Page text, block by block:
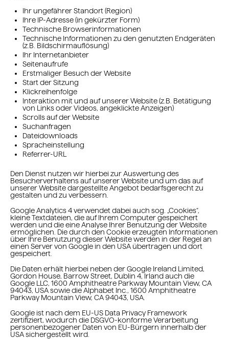
Ihr ungefährer Standort (Region)
Ihre IP-Adresse (in gekürzter Form)
Technische Browserinformationen
Technische Informationen zu den genutzten Endgeräten
(z.B. Bildschirmauflösung)
Ihr Internetanbieter
Seitenaufrufe
Erstmaliger Besuch der Website
Start der Sitzung
Klickreihenfolge
Interaktion mit und auf unserer Website (z.B. Betätigung
von Links oder Videos, angeklickte Anzeigen)
Scrolls auf der Website
Suchanfragen
Dateidownloads
Spracheinstellung
Referrer-URL
Den Dienst nutzen wir hierbei zur Auswertung des
Besucherverhaltens auf unserer Website und um das auf
unserer Website dargestellte Angebot bedarfsgerecht zu
gestalten und zu verbessern.
Google Analytics 4 verwendet dabei auch sog. „Cookies“,
kleine Textdateien, die auf Ihrem Computer gespeichert
werden und die eine Analyse Ihrer Benutzung der Website
ermöglichen. Die durch den Cookie erzeugten Informationen
über Ihre Benutzung dieser Website werden in der Regel an
einen Server von Google in den USA übertragen und dort
gespeichert.
Die Daten erhält hierbei neben der Google Ireland Limited,
Gordon House, Barrow Street, Dublin 4, Irland auch die
Google LLC, 1600 Amphitheatre Parkway Mountain View, CA
94043, USA sowie die Alphabet Inc., 1600 Amphitheatre
Parkway Mountain View, CA 94043, USA.
Google ist nach dem EU-US Data Privacy Framework
zertifiziert, wodurch die DSGVO-konforme Verarbeitung
personenbezogener Daten von EU-Bürgern innerhalb der
USA sichergestellt wird.